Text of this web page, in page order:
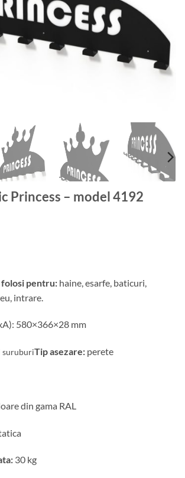
Princess – model 4192
folosi pentru: haine, esarfe, baticuri,
intrare.
580×366×28 mm
suruburiTip asezare: perete
din gama RAL
30 kg